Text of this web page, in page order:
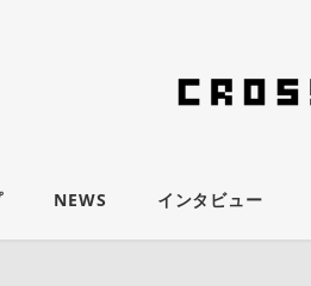
NEWS インタビュー